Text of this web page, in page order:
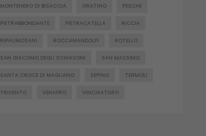
MONTENERO DI BISACCIA ORATINO PESCHE
PIETRABBONDANTE PIETRACATELLA RICCIA
RIPALIMOSANI ROCCAMANDOLFI ROTELLO
SAN GIACOMO DEGLI SCHIAVONI SAN MASSIMO
SANTA CROCE DI MAGLIANO SEPINO TERMOLI
TRIVENTO VENAFRO VINCHIATURO